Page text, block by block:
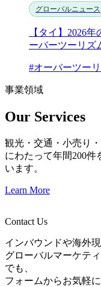
グローバルニュース
【タイ】2026
ーバーツーリズ
#オーバーツー
事業領域
Our Services
観光・交通・小売り
にわたって年間200件
います。
Learn More
Contact Us
インバウンドや海外
グローバルマーケテ
でも、
フォームからお気軽